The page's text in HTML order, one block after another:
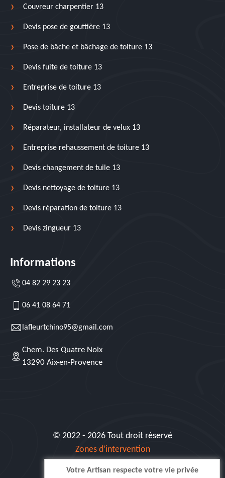
Couvreur charpentier 13
Devis pose de gouttière 13
Pose de bâche et bâchage de toiture 13
Devis fuite de toiture 13
Entreprise de toiture 13
Devis toiture 13
Réparateur, installateur de velux 13
Entreprise rehaussement de toiture 13
Devis changement de tuile 13
Devis nettoyage de toiture 13
Devis réparation de toiture 13
Devis zingueur 13
Informations
04 82 29 23 23
06 41 08 64 71
lafleurtchino95@gmail.com
Chem. Des Quatre Noix
13290 Aix-en-Provence
© 2022 - 2026 Tout droit réservé
Zones d’intervention
Siret: 515 062 404 000 30
Votre Artisan respecte votre vie privée